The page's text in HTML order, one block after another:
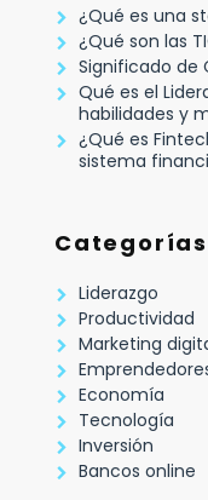
¿Qué es una
¿Qué son las
Significado de
Qué es el
habilidades y
¿Qué es
sistema
Categorías
Liderazgo
Productividad
Marketing
Economía
Tecnología
Inversión
Bancos online